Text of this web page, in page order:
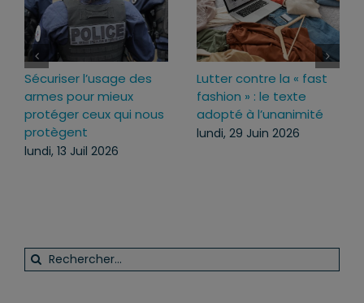
Sécuriser l’usage des
armes pour mieux
protéger ceux qui nous
protègent
lundi, 13 Juil 2026
Lutter contre la « fast
fashion » : le texte
adopté à l’unanimité
lundi, 29 Juin 2026
Rechercher: